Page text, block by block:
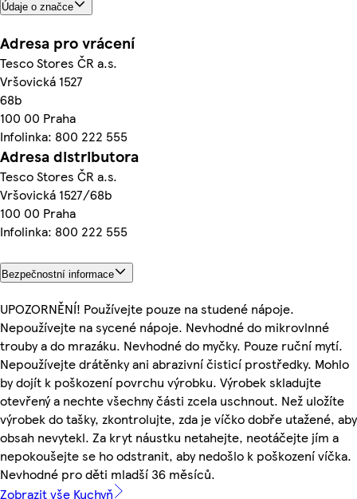
Údaje o značce
Adresa pro vrácení
Tesco Stores ČR a.s.
Vršovická 1527
68b
100 00 Praha
Infolinka: 800 222 555
Adresa distributora
Tesco Stores ČR a.s.
Vršovická 1527/68b
100 00 Praha
Infolinka: 800 222 555
Bezpečnostní informace
UPOZORNĚNÍ! Používejte pouze na studené nápoje.
Nepoužívejte na sycené nápoje. Nevhodné do mikrovlnné
trouby a do mrazáku. Nevhodné do myčky. Pouze ruční mytí.
Nepoužívejte drátěnky ani abrazivní čisticí prostředky. Mohlo
by dojít k poškození povrchu výrobku. Výrobek skladujte
otevřený a nechte všechny části zcela uschnout. Než uložíte
výrobek do tašky, zkontrolujte, zda je víčko dobře utažené, aby
obsah nevytekl. Za kryt náustku netahejte, neotáčejte jím a
nepokoušejte se ho odstranit, aby nedošlo k poškození víčka.
Nevhodné pro děti mladší 36 měsíců.
Zobrazit vše Kuchyň